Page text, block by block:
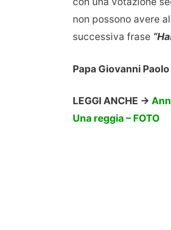
non possono avere
successiva frase
Papa Giovanni Paolo
LEGGI ANCHE ->
Una reggia – FOTO